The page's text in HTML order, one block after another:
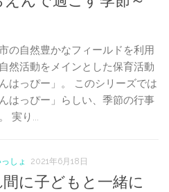
の自然豊かなフィールドを利用
然活動をメインとした保育活動
はっぴー」。 このシリーズでは
はっぴー」らしい、季節の行事
実り...
しょ 2021年6月18日
に子どもと一緒に